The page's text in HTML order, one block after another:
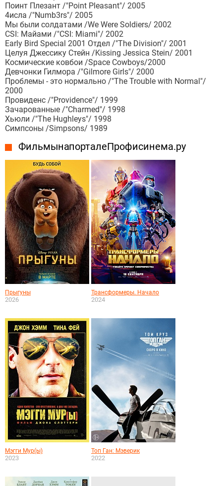
Поинт Плезант /"Point Pleasant"/ 2005
4исла /"Numb3rs"/ 2005
Мы были солдатами /We Were Soldiers/ 2002
CSI: Майами /"CSI: Miami"/ 2002
Early Bird Special 2001 Отдел /"The Division"/ 2001
Целуя Джессику Стейн /Kissing Jessica Stein/ 2001
Космические ковбои /Space Cowboys/2000
Девчонки Гилмора /"Gilmore Girls"/ 2000
Проблемы - это нормально /"The Trouble with Normal"/
2000
Провиденс /"Providence"/ 1999
Зачарованные /"Charmed"/ 1998
Хьюли /"The Hughleys"/ 1998
Симпсоны /Simpsons/ 1989
Фильмы на портале Профисинема.ру
Прыгуны
2026
Трансформеры. Начало
2024
Мэгги Мур(ы)
2023
Топ Ган: Мэверик
2022